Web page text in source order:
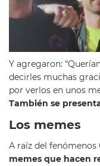
Y agregaron:
decirles muchas
por verlos en unos
También se
Los memes
A raíz del fenómenos
memes que hacen